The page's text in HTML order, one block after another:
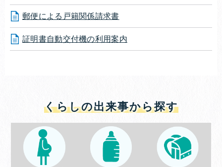
郵便による戸籍関係請求書
証明書自動交付機の利用案内
くらしの出来事から探す